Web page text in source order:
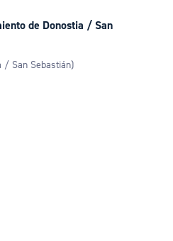
de Donostia / San
/ San Sebastián)